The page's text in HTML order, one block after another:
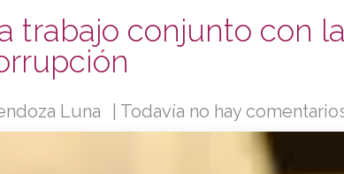
trabajo conjunto con
Luna | Todavía no hay